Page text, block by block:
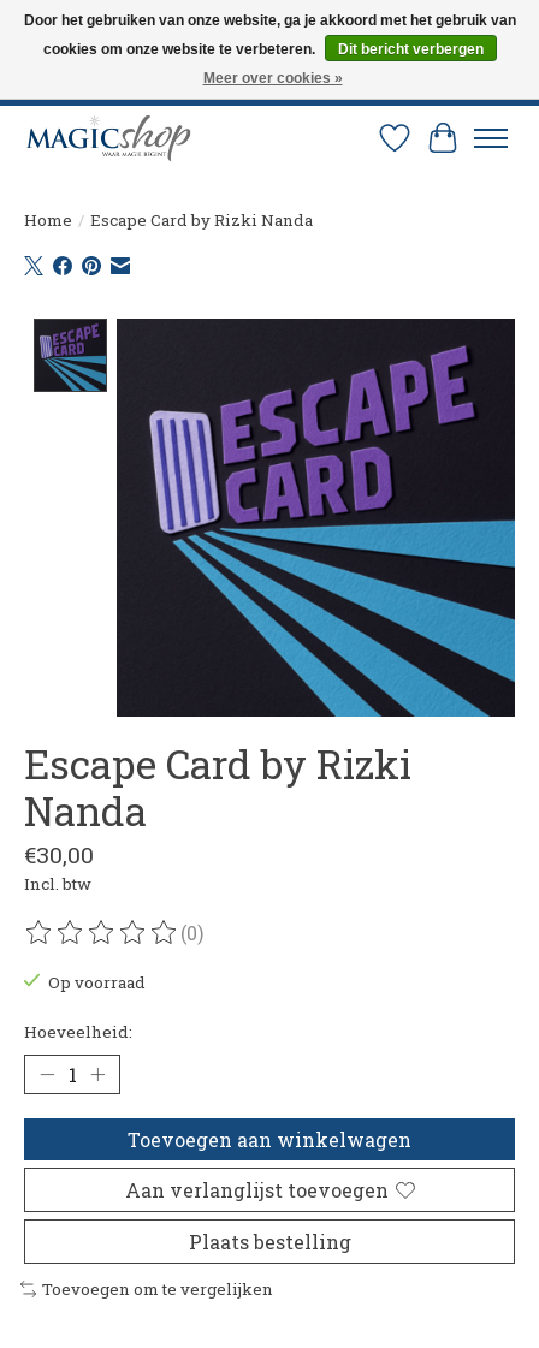
Altijd de nieuwste trucs op voorraad. Snelle verzending via PostNL en DHL.
Langskomen in onze winkel? Bel of mail om een afspraak te maken. 0251-
Verlanglijst
Home / Escape Card by Rizki Nanda
Escape Card by Rizki
Nanda
€30,00
Incl. btw
De beoordeling van dit product is
(0)
Op voorraad
Hoeveelheid:
Toevoegen aan winkelwagen
Aan verlanglijst toevoegen
Plaats bestelling
Toevoegen om te vergelijken
Door het gebruiken van onze website, ga je akkoord met het gebruik van
cookies om onze website te verbeteren.
Dit bericht verbergen
Meer over cookies »